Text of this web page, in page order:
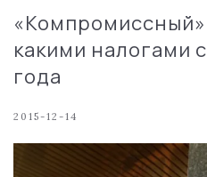
какими налогами
года
2015-12-14